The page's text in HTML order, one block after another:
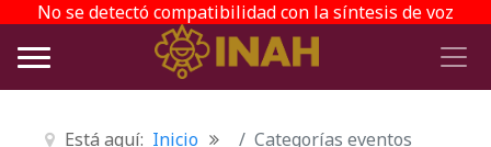
No se detectó compatibilidad con la síntesis de voz
Está aquí: Inicio Categorías eventos